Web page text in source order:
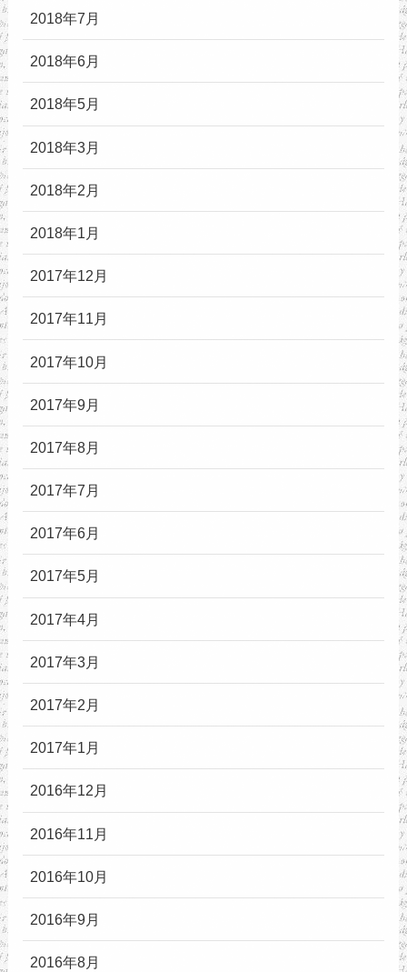
2018年7月
2018年6月
2018年5月
2018年3月
2018年2月
2018年1月
2017年12月
2017年11月
2017年10月
2017年9月
2017年8月
2017年7月
2017年6月
2017年5月
2017年4月
2017年3月
2017年2月
2017年1月
2016年12月
2016年11月
2016年10月
2016年9月
2016年8月